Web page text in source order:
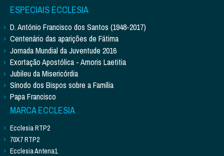
ESPECIAIS ECCLESIA
D. António Francisco dos Santos (1948-2017)
Centenário das aparições de Fátima
Jornada Mundial da Juventude 2016
Exortação Apostólica - Amoris Laetitia
Jubileu da Misericórdia
Sínodo dos Bispos sobre a Família
Papa Francisco
MARCA ECCLESIA
Ecclesia RTP2
70X7 RTP2
Ecclesia Antena1